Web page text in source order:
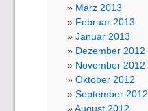
März 2013
Februar 2013
Januar 2013
Dezember 2012
November 2012
Oktober 2012
September 2012
August 2012